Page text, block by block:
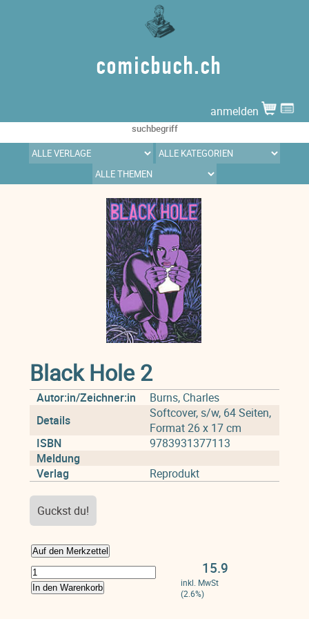
comicbuch.ch
anmelden
Black Hole 2
Autor:in/Zeichner:in
Burns, Charles
Details
Softcover, s/w, 64 Seiten,
Format 26 x 17 cm
ISBN
9783931377113
Meldung
Verlag
Reprodukt
Guckst du!
Auf den Merkzettel
In den Warenkorb
15.9
inkl. MwSt
(2.6%)